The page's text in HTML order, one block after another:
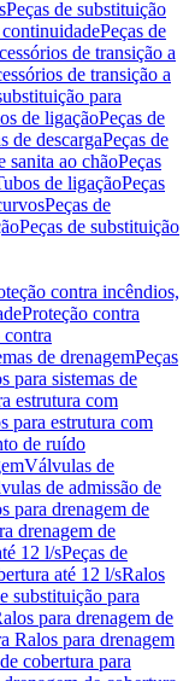
Peças de substituição
Peças de
de transição a
de transição a
para
de ligaçãoPeças de
de descargaPeças de
sanita ao chãoPeças
de ligaçãoPeças
Peças de
Peças de substituição
contra incêndios,
Proteção contra
contra
de drenagemPeças
para sistemas de
estrutura com
para estrutura com
de ruído
Válvulas de
de admissão de
para drenagem de
drenagem de
12 l/sPeças de
até 12 l/sRalos
substituição para
para drenagem de
Ralos para drenagem
cobertura para